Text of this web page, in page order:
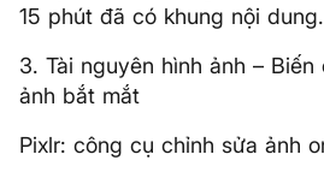
15 phút đã có khung nội dung.
3. Tài nguyên hình ảnh –
ảnh bắt mắt
Pixlr: công cụ chỉnh sửa ảnh